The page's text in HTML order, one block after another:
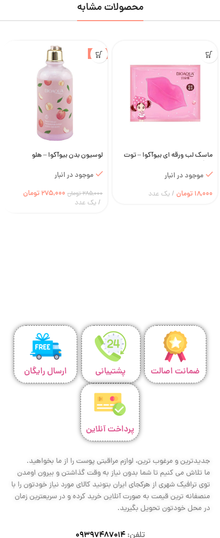
محصولات مشابه
ماسک لب ورقه ای بیوآکوا – توت
موجود در انبار
18,000 تومان یک عدد
-4%
لوسیون بدن بیوآکوا – هلو
موجود در انبار
285,000تومان 275,000 تومان
یک عدد
ضمانت اصالت پشتیبانی ارسال رایگان
پرداخت آنلاین
جدیدترین و مرغوب ترین، لوازم مراقبتی پوست را از ما بخواهید.
ما تلاش می کنیم تا شما بدون نیاز به وقت گذاشتن و بیرون اومدن
توی ترافیک شهری از هرکجای ایران بتونید کالای مورد نیاز خودتون را با
منصفانه ترین قیمت به صورت آنلاین خرید کرده و در سریعترین زمان
در محل خودتون تحویل بگیرید.